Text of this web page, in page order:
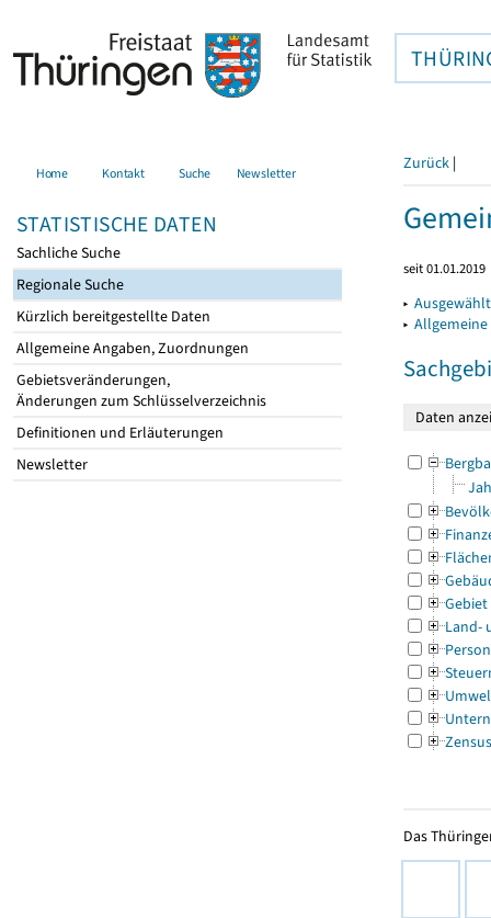
Home Kontakt Suche Newsletter
STATISTISCHE DATEN
Sachliche Suche
Regionale Suche
Kürzlich bereitgestellte Daten
Allgemeine Angaben, Zuordnungen
Gebietsveränderungen,
Änderungen zum Schlüsselverzeichnis
Definitionen und Erläuterungen
Newsletter
Zurück |
seit 01.01.2019
▸
▸
Gebiet
Land-
Zensus
Das